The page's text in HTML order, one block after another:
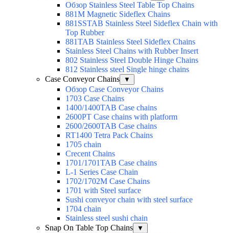
Обзор Stainless Steel Table Top Chains
881M Magnetic Sideflex Chains
881SSTAB Stainless Steel Sideflex Chain with
Top Rubber
881TAB Stainless Steel Sideflex Chains
Stainless Steel Chains with Rubber Insert
802 Stainless Steel Double Hinge Chains
812 Stainless steel Single hinge chains
Case Conveyor Chains
▼
Обзор Case Conveyor Chains
1703 Case Chains
1400/1400TAB Case chains
2600PT Case chains with platform
2600/2600TAB Case chains
RT1400 Tetra Pack Chains
1705 chain
Crecent Chains
1701/1701TAB Case chains
L-1 Series Case Chain
1702/1702M Case Chains
1701 with Steel surface
Sushi conveyor chain with steel surface
1704 chain
Stainless steel sushi chain
Snap On Table Top Chains
▼